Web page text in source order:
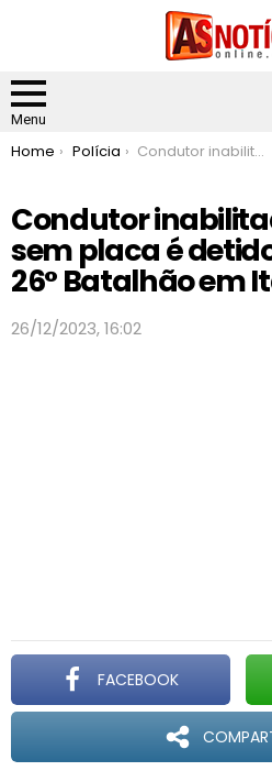
Menu
You are here:
Home Polícia Condutor inabilitado em moto sem placa é detido em frente ao 26° Batalhão em Itabira
Condutor
sem placa é
26° Batalhão em
26/12/2023, 16:02
FACEBOOK